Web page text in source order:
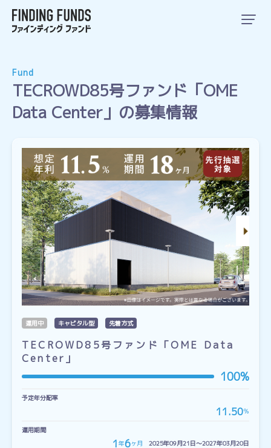
Fund
TECROWD85号ファンド「OME
Data Center」の募集情報
運用中 キャピタル型 先着方式
TECROWD85号ファンド「OME Data
Center」
100%
予定年分配率
11.50％
運用期間
1 年6ヶ月 2025年09月21日〜2027年03月20日